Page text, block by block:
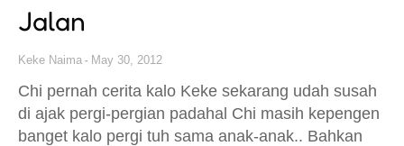
Jalan
Keke Naima May 30, 2012
Chi pernah cerita kalo Keke sekarang udah susah
di ajak pergi-pergian padahal Chi masih kepengen
banget kalo pergi tuh sama anak-anak.. Bahkan